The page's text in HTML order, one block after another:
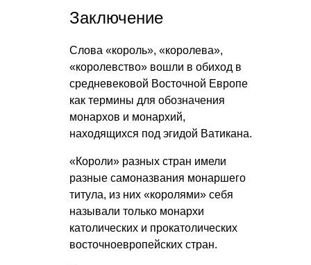
Заключение
Слова «король», «королева»,
«королевство» вошли в обиход в
средневековой Восточной Европе
как термины для обозначения
монархов и монархий,
находящихся под эгидой Ватикана.
«Короли» разных стран имели
разные самоназвания монаршего
титула, из них «королями» себя
называли только монархи
католических и прокатолических
восточноевропейских стран.